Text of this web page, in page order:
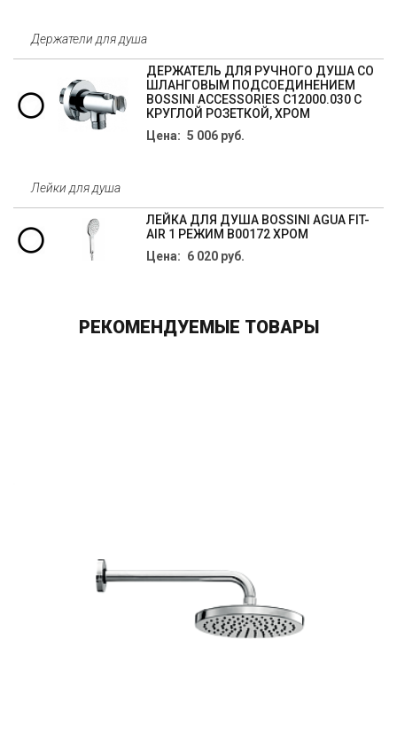
Держатели для душа
ДЕРЖАТЕЛЬ ДЛЯ РУЧНОГО ДУША СО
ШЛАНГОВЫМ ПОДСОЕДИНЕНИЕМ
BOSSINI ACCESSORIES C12000.030 C
КРУГЛОЙ РОЗЕТКОЙ, ХРОМ
Цена: 5 006 руб.
Лейки для душа
ЛЕЙКА ДЛЯ ДУША BOSSINI AGUA FIT-
AIR 1 РЕЖИМ B00172 ХРОМ
Цена: 6 020 руб.
РЕКОМЕНДУЕМЫЕ ТОВАРЫ